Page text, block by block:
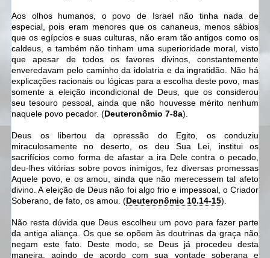
Aos olhos humanos, o povo de Israel não tinha nada de
especial, pois eram menores que os cananeus, menos sábios
que os egípcios e suas culturas, não eram tão antigos como os
caldeus, e também não tinham uma superioridade moral, visto
que apesar de todos os favores divinos, constantemente
enveredavam pelo caminho da idolatria e da ingratidão. Não há
explicações racionais ou lógicas para a escolha deste povo, mas
somente a eleição incondicional de Deus, que os considerou
seu tesouro pessoal, ainda que não houvesse mérito nenhum
naquele povo pecador. (Deuteronômio 7-8a).
Deus os libertou da opressão do Egito, os conduziu
miraculosamente no deserto, os deu Sua Lei, institui os
sacrifícios como forma de afastar a ira Dele contra o pecado,
deu-lhes vitórias sobre povos inimigos, fez diversas promessas
Aquele povo, e os amou, ainda que não merecessem tal afeto
divino. A eleição de Deus não foi algo frio e impessoal, o Criador
Soberano, de fato, os amou. (Deuteronômio 10.14-15).
Não resta dúvida que Deus escolheu um povo para fazer parte
da antiga aliança. Os que se opõem às doutrinas da graça não
negam este fato. Deste modo, se Deus já procedeu desta
maneira, agindo de acordo com sua vontade soberana e